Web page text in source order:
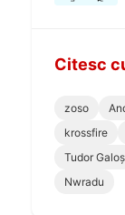
Citesc
zoso
krossfire
Tudor Galoș
Nwradu